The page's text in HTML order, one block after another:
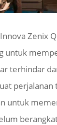
Zenix
untuk
terhindar
perjalanan
untuk